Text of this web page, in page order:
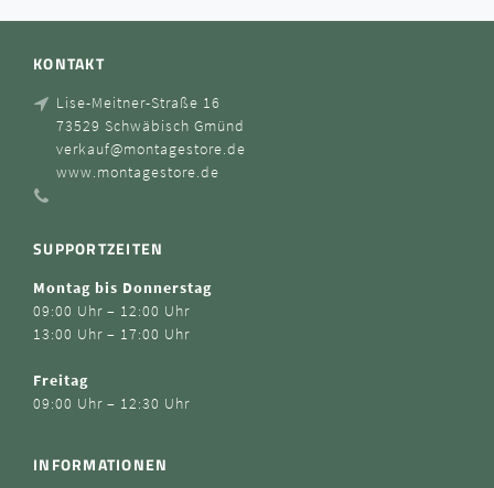
KONTAKT
Lise-Meitner-Straße 16
73529 Schwäbisch Gmünd
verkauf@montagestore.de
www.montagestore.de
SUPPORTZEITEN
Montag bis Donnerstag
09:00 Uhr – 12:00 Uhr
13:00 Uhr – 17:00 Uhr
Freitag
09:00 Uhr – 12:30 Uhr
INFORMATIONEN